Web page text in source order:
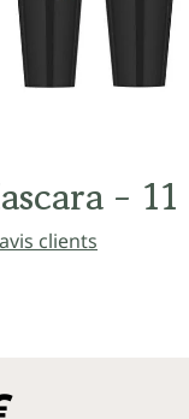
-
clients